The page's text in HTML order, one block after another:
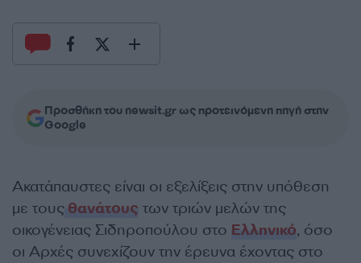
Προσθήκη του newsit.gr ως προτεινόμενη πηγή στην
Google
Ακατάπαυστες είναι οι εξελίξεις στην υπόθεση
με τους θανάτους των τριών μελών της
οικογένειας Σιδηροπούλου στο Ελληνικό, όσο
οι Αρχές συνεχίζουν την έρευνα έχοντας στο